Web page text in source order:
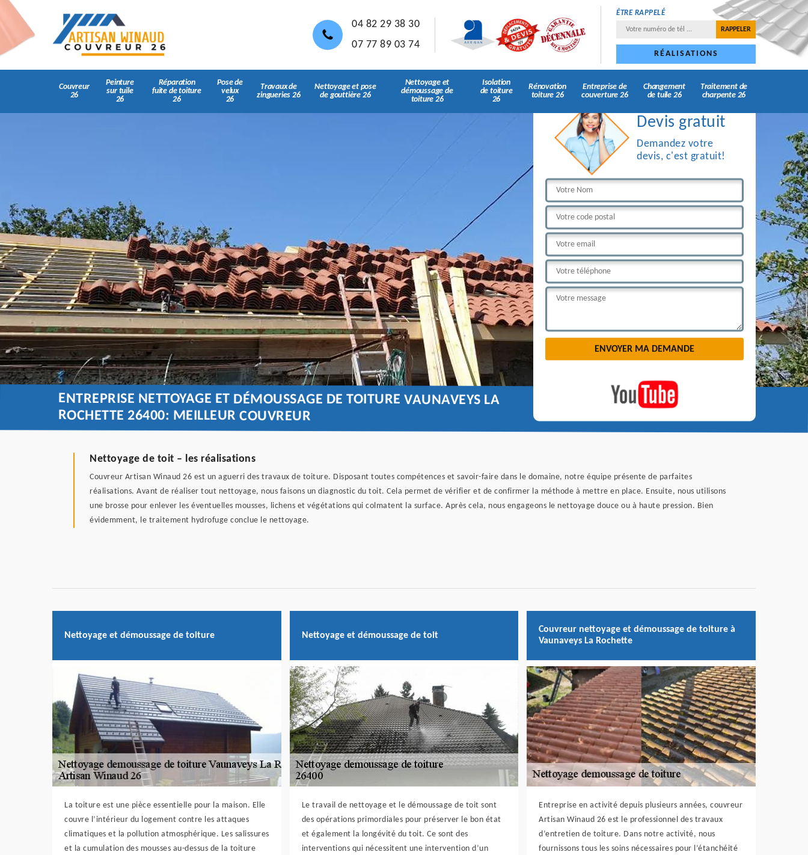
04 82 29 38 30
07 77 89 03 74
ÊTRE RAPPELÉ
RÉALISATIONS
Couvreur
26
Peinture
sur tuile
26
Réparation
fuite de toiture
26
Pose de
velux
26
Travaux de
zingueries 26
Nettoyage et pose
de gouttière 26
Nettoyage et
démoussage de
toiture 26
Isolation
de toiture
26
Rénovation
toiture 26
Entreprise de
couverture 26
Changement
de tuile 26
Traitement de
charpente 26
Devis gratuit
Demandez votre
devis, c'est gratuit!
ENTREPRISE NETTOYAGE ET DÉMOUSSAGE DE TOITURE VAUNAVEYS LA
ROCHETTE 26400: MEILLEUR COUVREUR
Nettoyage de toit – les réalisations
Couvreur Artisan Winaud 26 est un aguerri des travaux de toiture. Disposant toutes compétences et savoir-faire dans le domaine, notre équipe présente de parfaites
réalisations. Avant de réaliser tout nettoyage, nous faisons un diagnostic du toit. Cela permet de vérifier et de confirmer la méthode à mettre en place. Ensuite, nous utilisons
une brosse pour enlever les éventuelles mousses, lichens et végétations qui colmatent la surface. Après cela, nous engageons le nettoyage douce ou à haute pression. Bien
évidemment, le traitement hydrofuge conclue le nettoyage.
Nettoyage et démoussage de toiture
La toiture est une pièce essentielle pour la maison. Elle
couvre l’intérieur du logement contre les attaques
climatiques et la pollution atmosphérique. Les salissures
et la cumulation des mousses au-dessus de la toiture
Nettoyage et démoussage de toit
Le travail de nettoyage et le démoussage de toit sont
des opérations primordiales pour préserver le bon état
et également la longévité du toit. Ce sont des
interventions qui nécessitent une intervention d’un
Couvreur nettoyage et démoussage de toiture à
Vaunaveys La Rochette
Entreprise en activité depuis plusieurs années, couvreur
Artisan Winaud 26 est le professionnel des travaux
d’entretien de toiture. Dans notre activité, nous
fournissons tous les soins nécessaires pour l’étanchéité